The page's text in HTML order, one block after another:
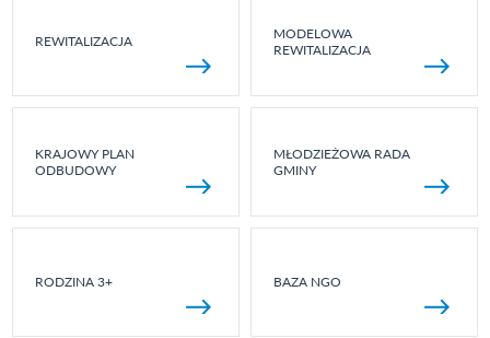
REWITALIZACJA
MODELOWA
REWITALIZACJA
KRAJOWY PLAN
ODBUDOWY
MŁODZIEŻOWA RADA
GMINY
RODZINA 3+ BAZA NGO